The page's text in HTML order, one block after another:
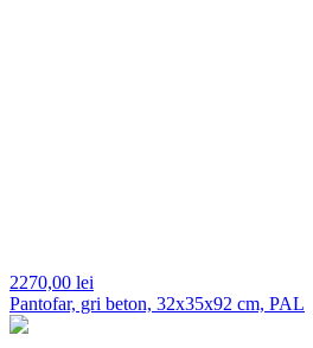
2270,00 lei
Pantofar, gri beton, 32x35x92 cm, PAL